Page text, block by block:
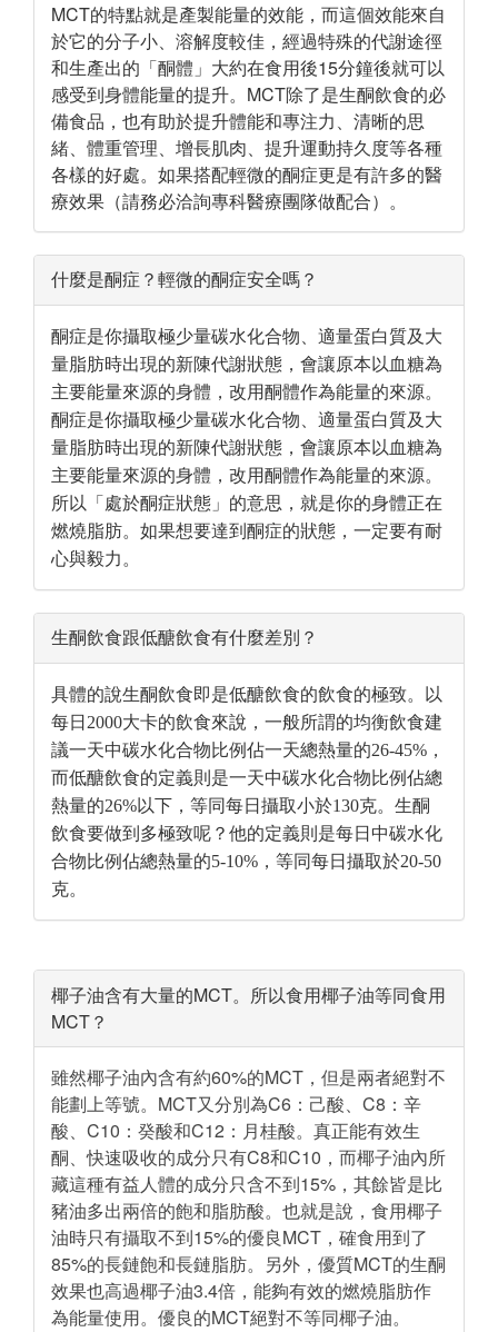
MCT的特點就是產製能量的效能，而這個效能來自
於它的分子小、溶解度較佳，經過特殊的代謝途徑
和生產出的「酮體」大約在食用後15分鐘後就可以
感受到身體能量的提升。MCT除了是生酮飲食的必
備食品，也有助於提升體能和專注力、清晰的思
緒、體重管理、增長肌肉、提升運動持久度等各種
各樣的好處。如果搭配輕微的酮症更是有許多的醫
療效果（請務必洽詢專科醫療團隊做配合）。
什麼是酮症？輕微的酮症安全嗎？
酮症是你攝取極少量碳水化合物、適量蛋白質及大
量脂肪時出現的新陳代謝狀態，會讓原本以血糖為
主要能量來源的身體，改用酮體作為能量的來源。
酮症是你攝取極少量碳水化合物、適量蛋白質及大
量脂肪時出現的新陳代謝狀態，會讓原本以血糖為
主要能量來源的身體，改用酮體作為能量的來源。
所以「處於酮症狀態」的意思，就是你的身體正在
燃燒脂肪。如果想要達到酮症的狀態，一定要有耐
心與毅力。
生酮飲食跟低醣飲食有什麼差別？
具體的說生酮飲食即是低醣飲食的飲食的極致。以
每日2000大卡的飲食來說，一般所謂的均衡飲食建
議一天中碳水化合物比例佔一天總熱量的26-45%，
而低醣飲食的定義則是一天中碳水化合物比例佔總
熱量的26%以下，等同每日攝取小於130克。生酮
飲食要做到多極致呢？他的定義則是每日中碳水化
合物比例佔總熱量的5-10%，等同每日攝取於20-50
克。
椰子油含有大量的MCT。所以食用椰子油等同食用
MCT？
雖然椰子油內含有約60%的MCT，但是兩者絕對不
能劃上等號。MCT又分別為C6：己酸、C8：辛
酸、C10：癸酸和C12：月桂酸。真正能有效生
酮、快速吸收的成分只有C8和C10，而椰子油內所
藏這種有益人體的成分只含不到15%，其餘皆是比
豬油多出兩倍的飽和脂肪酸。也就是說，食用椰子
油時只有攝取不到15%的優良MCT，確食用到了
85%的長鏈飽和長鏈脂肪。另外，優質MCT的生酮
效果也高過椰子油3.4倍，能夠有效的燃燒脂肪作
為能量使用。優良的MCT絕對不等同椰子油。